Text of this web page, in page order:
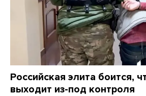
Российская элита боится,
выходит из-под контроля